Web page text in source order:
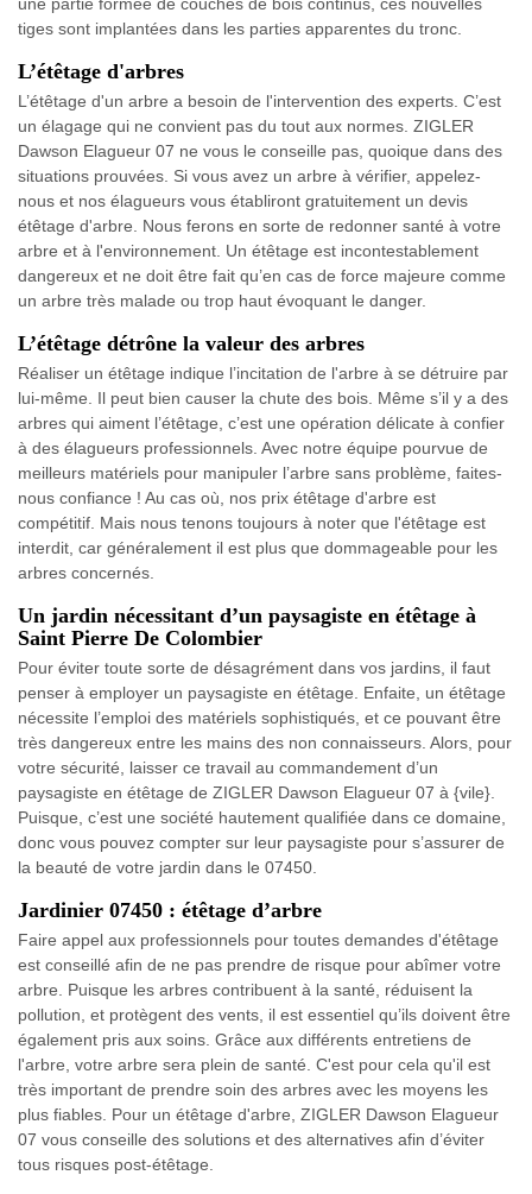
une partie formée de couches de bois continus, ces nouvelles
tiges sont implantées dans les parties apparentes du tronc.
L’étêtage d'arbres
L’étêtage d'un arbre a besoin de l'intervention des experts. C’est
un élagage qui ne convient pas du tout aux normes. ZIGLER
Dawson Elagueur 07 ne vous le conseille pas, quoique dans des
situations prouvées. Si vous avez un arbre à vérifier, appelez-
nous et nos élagueurs vous établiront gratuitement un devis
étêtage d'arbre. Nous ferons en sorte de redonner santé à votre
arbre et à l'environnement. Un étêtage est incontestablement
dangereux et ne doit être fait qu’en cas de force majeure comme
un arbre très malade ou trop haut évoquant le danger.
L’étêtage détrône la valeur des arbres
Réaliser un étêtage indique l’incitation de l'arbre à se détruire par
lui-même. Il peut bien causer la chute des bois. Même s’il y a des
arbres qui aiment l’étêtage, c’est une opération délicate à confier
à des élagueurs professionnels. Avec notre équipe pourvue de
meilleurs matériels pour manipuler l’arbre sans problème, faites-
nous confiance ! Au cas où, nos prix étêtage d'arbre est
compétitif. Mais nous tenons toujours à noter que l'étêtage est
interdit, car généralement il est plus que dommageable pour les
arbres concernés.
Un jardin nécessitant d’un paysagiste en étêtage à
Saint Pierre De Colombier
Pour éviter toute sorte de désagrément dans vos jardins, il faut
penser à employer un paysagiste en étêtage. Enfaite, un étêtage
nécessite l’emploi des matériels sophistiqués, et ce pouvant être
très dangereux entre les mains des non connaisseurs. Alors, pour
votre sécurité, laisser ce travail au commandement d’un
paysagiste en étêtage de ZIGLER Dawson Elagueur 07 à {vile}.
Puisque, c’est une société hautement qualifiée dans ce domaine,
donc vous pouvez compter sur leur paysagiste pour s’assurer de
la beauté de votre jardin dans le 07450.
Jardinier 07450 : étêtage d’arbre
Faire appel aux professionnels pour toutes demandes d'étêtage
est conseillé afin de ne pas prendre de risque pour abîmer votre
arbre. Puisque les arbres contribuent à la santé, réduisent la
pollution, et protègent des vents, il est essentiel qu’ils doivent être
également pris aux soins. Grâce aux différents entretiens de
l'arbre, votre arbre sera plein de santé. C'est pour cela qu'il est
très important de prendre soin des arbres avec les moyens les
plus fiables. Pour un étêtage d'arbre, ZIGLER Dawson Elagueur
07 vous conseille des solutions et des alternatives afin d’éviter
tous risques post-étêtage.